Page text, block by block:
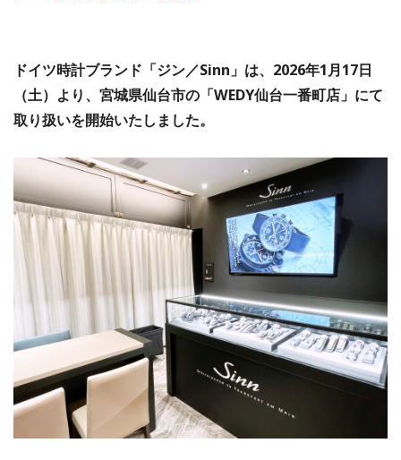
ドイツ時計ブランド「ジン／Sinn」は、2026年1月17日
（土）より、宮城県仙台市の「WEDY仙台一番町店」にて
取り扱いを開始いたしました。